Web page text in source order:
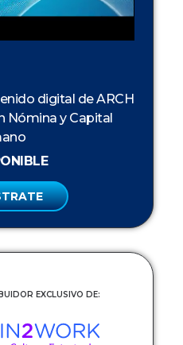
digital de ARCH
Nómina y Capital
EXCLUSIVO DE: